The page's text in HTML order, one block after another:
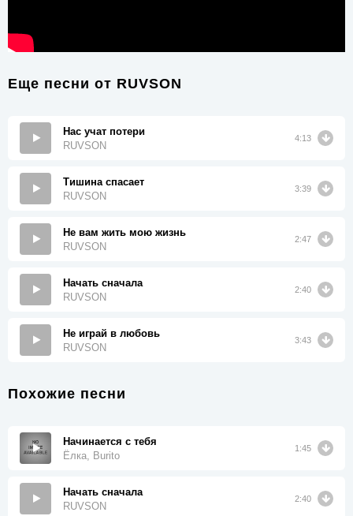
Еще песни от RUVSON
Нас учат потери
RUVSON
4:13
Тишина спасает
RUVSON
3:39
Не вам жить мою жизнь
RUVSON
2:47
Начать сначала
RUVSON
2:40
Не играй в любовь
RUVSON
3:43
Похожие песни
Начинается с тебя
Ёлка, Burito
1:45
Начать сначала
RUVSON
2:40